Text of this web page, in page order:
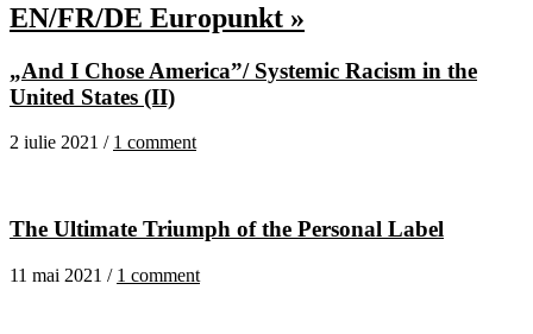
EN/FR/DE Europunkt »
„And I Chose America”/ Systemic Racism in the
United States (II)
2 iulie 2021 / 1 comment
The Ultimate Triumph of the Personal Label
11 mai 2021 / 1 comment